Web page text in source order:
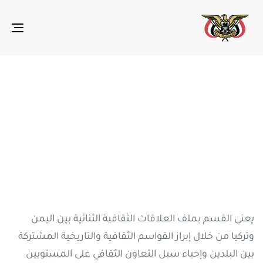
يعنى القسم بملف العلاقات الثقافية الثنائية بين اليمن
وتركيا من خلال إبراز القواسم الثقافية والتاريخية المشتركة
بين البلدين وإحياء سبل التعاون الثقافي على المستويين